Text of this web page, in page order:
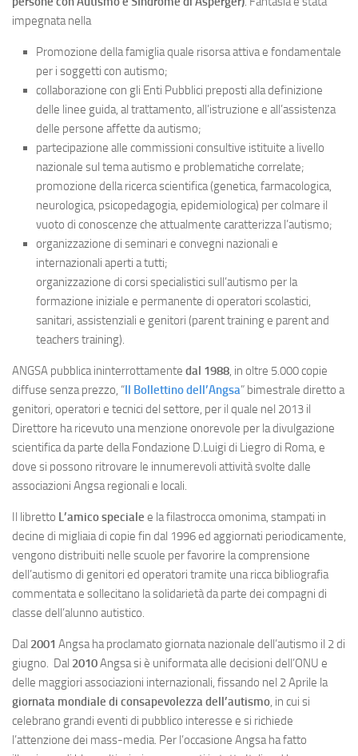
impegnata nella
Promozione della famiglia quale risorsa attiva e fondamentale
per i soggetti con autismo;
collaborazione con gli Enti Pubblici preposti alla definizione
delle linee guida, al trattamento, all’istruzione e all’assistenza
delle persone affette da autismo;
partecipazione alle commissioni consultive istituite a livello
nazionale sul tema autismo e problematiche correlate;
promozione della ricerca scientifica (genetica, farmacologica,
neurologica, psicopedagogia, epidemiologica) per colmare il
vuoto di conoscenze che attualmente caratterizza l’autismo;
organizzazione di seminari e convegni nazionali e
internazionali aperti a tutti;
organizzazione di corsi specialistici sull’autismo per la
formazione iniziale e permanente di operatori scolastici,
sanitari, assistenziali e genitori (parent training e parent and
teachers training).
ANGSA pubblica ininterrottamente dal 1988, in oltre 5.000 copie
diffuse senza prezzo, “Il Bollettino dell’Angsa” bimestrale diretto a
genitori, operatori e tecnici del settore, per il quale nel 2013 il
Direttore ha ricevuto una menzione onorevole per la divulgazione
scientifica da parte della Fondazione D.Luigi di Liegro di Roma, e
dove si possono ritrovare le innumerevoli attività svolte dalle
associazioni Angsa regionali e locali.
Il libretto L’amico speciale e la filastrocca omonima, stampati in
decine di migliaia di copie fin dal 1996 ed aggiornati periodicamente,
vengono distribuiti nelle scuole per favorire la comprensione
dell’autismo di genitori ed operatori tramite una ricca bibliografia
commentata e sollecitano la solidarietà da parte dei compagni di
classe dell’alunno autistico.
Dal 2001 Angsa ha proclamato giornata nazionale dell’autismo il 2 di
giugno. Dal 2010Angsa si è uniformata alle decisioni dell’ONU e
delle maggiori associazioni internazionali, fissando nel 2 Aprile la
giornata mondiale di consapevolezza dell’autismo, in cui si
celebrano grandi eventi di pubblico interesse e si richiede
l’attenzione dei mass-media. Per l’occasione Angsa ha fatto